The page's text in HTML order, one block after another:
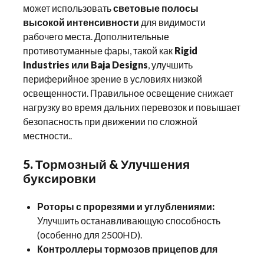
может использоватьсветовые полосы
высокой интенсивности для видимости
рабочего места. Дополнительные
противотуманные фары, такой как Rigid
Industries или Baja Designs, улучшить
периферийное зрение в условиях низкой
освещенности. Правильное освещение снижает
нагрузку во время дальних перевозок и повышает
безопасность при движении по сложной
местности..
5. Тормозный & Улучшения
буксировки
Роторы с прорезями и углублениями:
Улучшить останавливающую способность
(особенно для 2500HD).
Контроллеры тормозов прицепов для